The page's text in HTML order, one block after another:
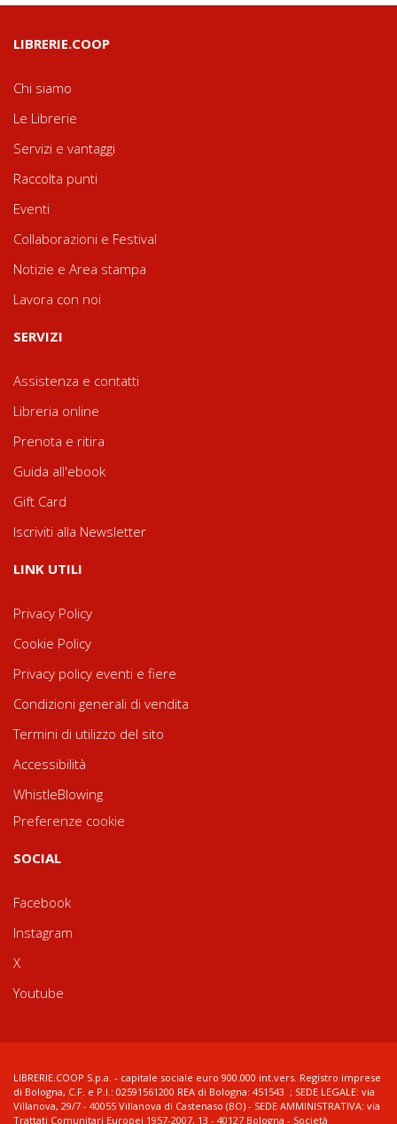
LIBRERIE.COOP
Chi siamo
Le Librerie
Servizi e vantaggi
Raccolta punti
Eventi
Collaborazioni e Festival
Notizie e Area stampa
Lavora con noi
SERVIZI
Assistenza e contatti
Libreria online
Prenota e ritira
Guida all'ebook
Gift Card
Iscriviti alla Newsletter
LINK UTILI
Privacy Policy
Cookie Policy
Privacy policy eventi e fiere
Condizioni generali di vendita
Termini di utilizzo del sito
Accessibilità
WhistleBlowing
Preferenze cookie
SOCIAL
Facebook
Instagram
X
Youtube
LIBRERIE.COOP S.p.a. - capitale sociale euro 900.000 int.vers. Registro imprese
di Bologna, C.F. e P.I.: 02591561200 REA di Bologna: 451543 ; SEDE LEGALE: via
Villanova, 29/7 - 40055 Villanova di Castenaso (BO) - SEDE AMMINISTRATIVA: via
Trattati Comunitari Europei 1957-2007, 13 - 40127 Bologna - Società